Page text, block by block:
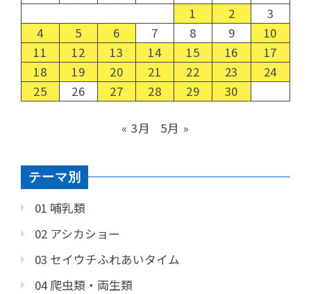
1
2
3
4
5 6 7 8 9
10
11
12 13 14 15 16
17
18
19 20 21 22 23
24
25
26 27 28 29 30
« 3月 5月 »
テーマ別
01 哺乳類
02 アシカショー
03 セイウチふれあいタイム
04 爬虫類・両生類